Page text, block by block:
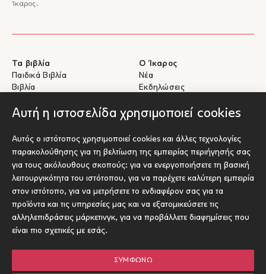
Αυτή η ιστοσελίδα χρησιμοποιεί cookies
Αυτός ο ιστότοπος χρησιμοποιεί cookies και άλλες τεχνολογίες
παρακολούθησης για τη βελτίωση της εμπειρίας περιήγησής σας
για τους ακόλουθους σκοπούς: για να ενεργοποιήσετε τη βασική
λειτουργικότητα του ιστότοπου, για να παρέχετε καλύτερη εμπειρία
στον ιστότοπο, για να μετρήσετε το ενδιαφέρον σας για τα
προϊόντα και τις υπηρεσίες μας και να εξατομικεύσετε τις
αλληλεπιδράσεις μάρκετινγκ, για να προβάλλετε διαφημίσεις που
είναι πιο σχετικές με εσάς.
ΣΥΜΦΩΝΏ
Ίκαρος.
Τα βιβλία
Παιδικά Βιβλία
Βιβλία
Ο Ίκαρος
Νέα
Εκδηλώσεις
Βοήθεια
Αποστολές & Επιστροφές
Πληρωμές & Ασφάλεια
Σχετικά με τα eBooks
Επικοινωνία
Για Συγγραφείς
Υποβολή έργου προς έκδοση
Socials